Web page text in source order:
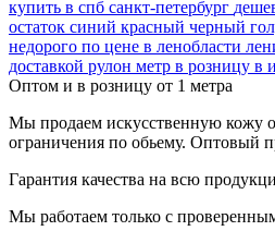
купить в спб санкт-петербург
остаток синий красный черный
недорого по цене в ленобласти
доставкой рулон метр в розницу в
Оптом и в розницу от 1 метра
Мы продаем искусственную кожу
ограничения по обьему. Оптовый
Гарантия качества на всю
Мы работаем только с